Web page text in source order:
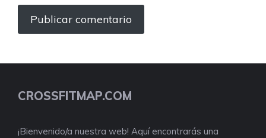
CROSSFITMAP.COM
¡Bienvenido/a nuestra web! Aquí encontrarás una